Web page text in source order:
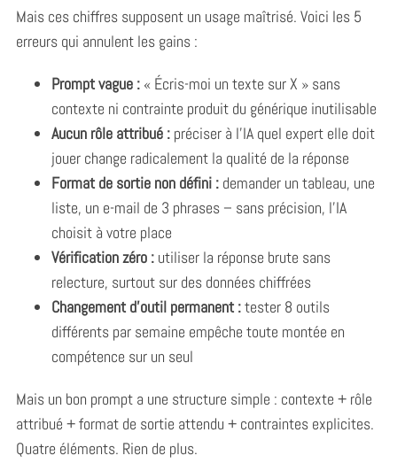
Mais ces chiffres supposent un usage maîtrisé. Voici les 5
erreurs qui annulent les gains :
Prompt vague :« Écris-moi un texte sur X » sans
contexte ni contrainte produit du générique inutilisable
Aucun rôle attribué :préciser à l’IA quel expert elle doit
jouer change radicalement la qualité de la réponse
Format de sortie non défini :demander un tableau, une
liste, un e-mail de 3 phrases – sans précision, l’IA
choisit à votre place
Vérification zéro :utiliser la réponse brute sans
relecture, surtout sur des données chiffrées
Changement d’outil permanent :tester 8 outils
différents par semaine empêche toute montée en
compétence sur un seul
Mais un bon prompt a une structure simple : contexte + rôle
attribué + format de sortie attendu + contraintes explicites.
Quatre éléments. Rien de plus.